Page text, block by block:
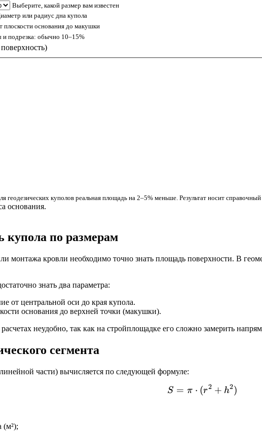
Выберите, какой размер вам известен
или радиус дна купола
плоскости основания до макушки
и подрезка: обычно 10–15%
геодезических куполов реальная площадь на 2–5% меньше. Результат носит
основания.
купола по размерам
монтажа кровли необходимо точно знать площадь поверхности. В
знать два параметра:
от центральной оси до края купола.
основания до верхней точки (макушки).
неудобно, так как на стройплощадке его сложно замерить
сегмента
части) вычисляется по следующей формуле:
S = \pi \cdot
S = π ⋅ (r2 + h2)
(м²);